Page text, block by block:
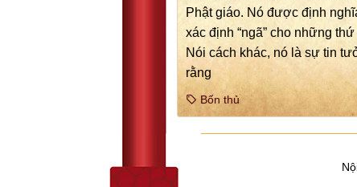
Phật giáo. Nó được định
xác định “ngã” cho những
Nói cách khác, nó là sự tin
rằng
Bốn thủ